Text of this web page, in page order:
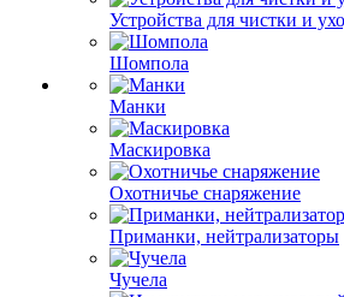
Устройства для чистки и
Шомпола
Манки
Маскировка
Охотничье снаряжение
Приманки, нейтрализаторы
Чучела